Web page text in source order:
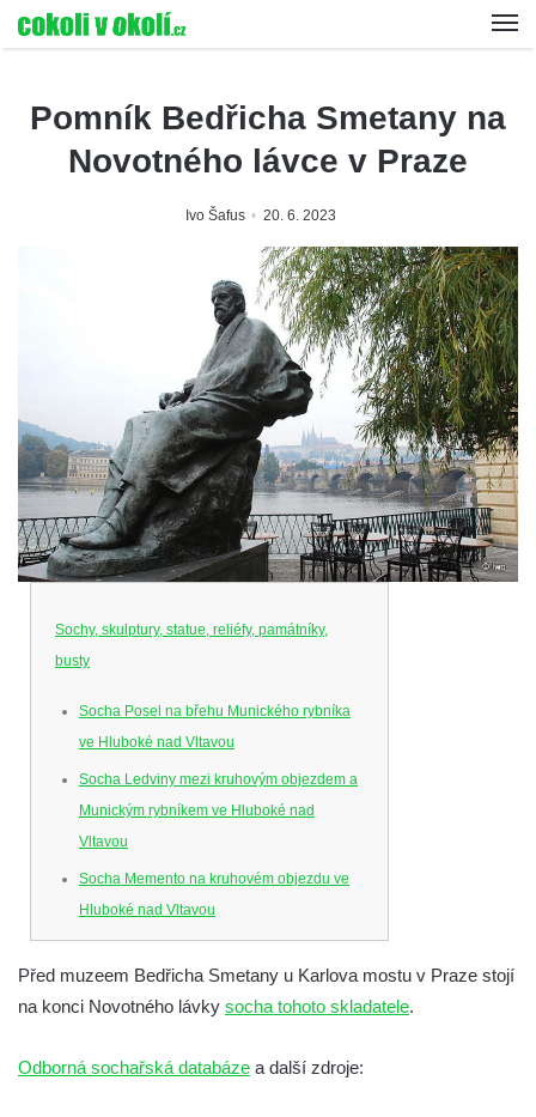
Pomník Bedřicha Smetany na
Novotného lávce v Praze
Ivo Šafus 20. 6. 2023
Sochy, skulptury, statue, reliéfy, památníky,
busty
Socha Posel na břehu Munického rybníka
ve Hluboké nad Vltavou
Socha Ledviny mezi kruhovým objezdem a
Munickým rybníkem ve Hluboké nad
Vltavou
Socha Memento na kruhovém objezdu ve
Hluboké nad Vltavou
Socha Smilodon v ZOO Hluboká
Socha Veledaněk v ZOO Hluboká
Socha Koroun bezzubý v ZOO Hluboká
Před muzeem Bedřicha Smetany u Karlova mostu v Praze stojí
na konci Novotného lávky socha tohoto skladatele.
Odborná sochařská databáze a další zdroje: